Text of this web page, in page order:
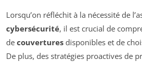
Lorsqu’on réfléchit à la nécessité de
cybersécurité, il est crucial de
de couvertures disponibles et de
De plus, des stratégies proactives de